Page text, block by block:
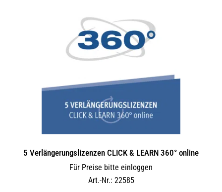
5 Verlängerungs­lizenzen CLICK & LEARN 360° online
Für Preise bitte einloggen
Art.-Nr.: 22585